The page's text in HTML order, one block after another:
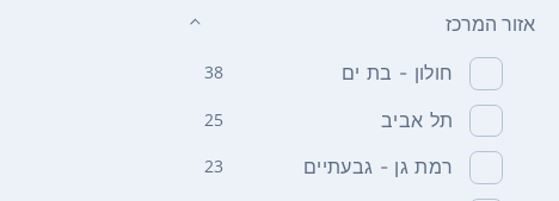
אזור המרכז
חולון - בת ים 38
תל אביב 25
רמת גן - גבעתיים 23